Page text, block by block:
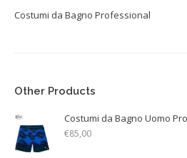
Costumi da Bagno Professional
Other Products
Costumi da Bagno Uomo
€85,00